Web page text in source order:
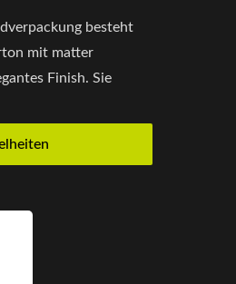
besteht
mit matter
Finish. Sie